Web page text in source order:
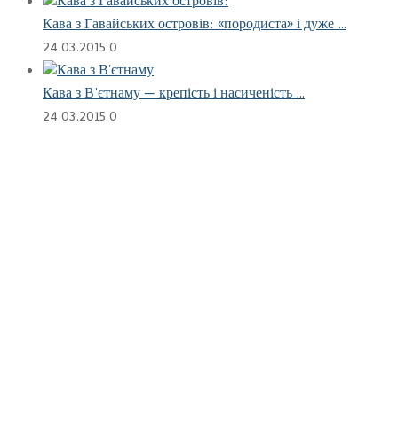
Кава з Гавайських островів: «породиста» і дуже …
24.03.20150
Кава з В’єтнаму — крепість і насиченість …
24.03.20150